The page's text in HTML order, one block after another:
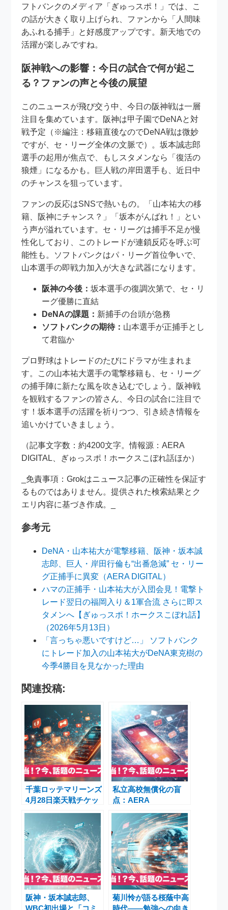
フトバンクのメディア「ぎゅっスポ！」では、こ
の話が大きく取り上げられ、ファンから「人間味
あふれる捕手」と好感度アップです。新天地での
活躍が楽しみですね。
阪神戦への影響：今日の試合で何が起こ
る？ファンの声と今後の展望
このニュースが飛び交う中、今日の阪神戦は一層
注目を集めています。阪神は甲子園でDeNAと対
戦予定（※編注：移籍直後なのでDeNA戦は微妙
ですが、セ・リーグ全体の文脈で）。坂本誠志郎
選手の起用が焦点で、もしスタメンなら「復活の
狼煙」になるかも。巨人戦の岸田選手も、近日中
のチャンスを狙っています。
ファンの反応はSNSで熱いもの。「山本祐大の移
籍、阪神にチャンス？」「坂本がんばれ！」とい
う声が溢れています。セ・リーグは捕手不足が慢
性化しており、このトレードが連鎖反応を呼ぶ可
能性も。ソフトバンクはパ・リーグ首位争いで、
山本選手の即戦力加入が大きな武器になります。
阪神の今後：坂本選手の復調次第で、セ・リ
ーグ優勝に直結
DeNAの課題： 新捕手の台頭が急務
ソフトバンクの期待： 山本選手が正捕手とし
て君臨か
プロ野球はトレードのたびにドラマが生まれま
す。この山本祐大選手の電撃移籍も、セ・リーグ
の捕手陣に新たな風を吹き込むでしょう。阪神戦
を観戦するファンの皆さん、今日の試合に注目で
す！坂本選手の活躍を祈りつつ、引き続き情報を
追いかけていきましょう。
（記事文字数：約4200文字。情報源：AERA
DIGITAL、ぎゅっスポ！ホークスこぼれ話ほか）
_免責事項：Grokはニュース記事の正確性を保証す
るものではありません。提供された検索結果とク
エリ内容に基づき作成。_
参考元
DeNA・山本祐大が電撃移籍、阪神・坂本誠
志郎、巨人・岸田行倫も“出番急減” セ・リー
グ正捕手に異変（AERA DIGITAL）
ハマの正捕手・山本祐大が入団会見！電撃ト
レード翌日の福岡入り＆1軍合流 さらに即ス
タメンへ【ぎゅっスポ！ホークスこぼれ話】
（2026年5月13日）
「言っちゃ悪いですけど…」 ソフトバンク
にトレード加入の山本祐大がDeNA東克樹の
今季4勝目を見なかった理由
関連投稿:
千葉ロッテマリーンズ
4月28日楽天戦チケッ
ロ・OBゲスト決定
私立高校無償化の盲
点：AERA
トで整理」から見える
30万円初期費用と中
学受験家計負担
阪神・坂本誠志郎、
菊川怜が語る桜蔭中高